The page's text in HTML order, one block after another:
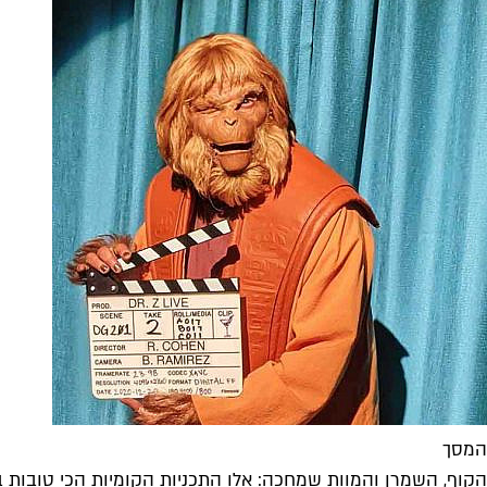
המסך
הקוף, השמרן והמוות שמחכה: אלו התכניות הקומיות הכי טובות